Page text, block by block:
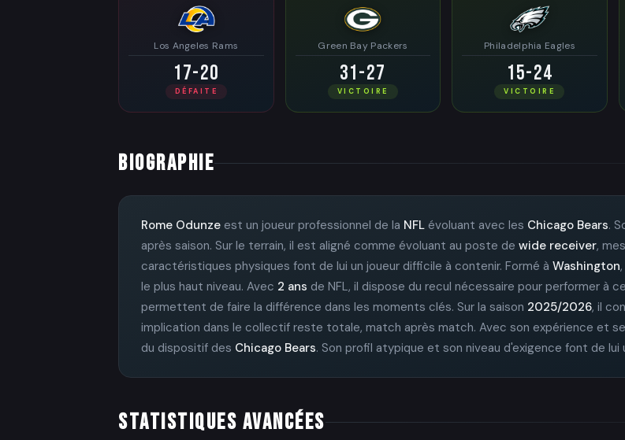
Los Angeles Rams
17-20
DÉFAITE
Green Bay Packers
31-27
VICTOIRE
Philadelphia Eagles
15-24
VICTOIRE
BIOGRAPHIE
Rome Odunze est un joueur professionnel de la NFL évoluant avec les Chicago Bears.
après saison. Sur le terrain, il est aligné comme évoluant au poste de wide receiver,
caractéristiques physiques font de lui un joueur difficile à contenir. Formé à Washington
le plus haut niveau. Avec 2 ans de NFL, il dispose du recul nécessaire pour performer à
permettent de faire la différence dans les moments clés. Sur la saison 2025/2026, il
implication dans le collectif reste totale, match après match. Avec son expérience et
du dispositif des Chicago Bears. Son profil atypique et son niveau d'exigence font de
STATISTIQUES AVANCÉES